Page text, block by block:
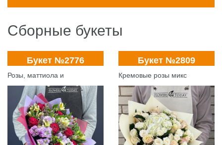
Сборные букеты
Букет №2776
Розы, маттиола и
альстромерии
Букет №2809
Кремовые розы микс